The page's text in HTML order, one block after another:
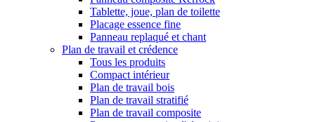
Tablette, joue, plan de toilette
Placage essence fine
Panneau replaqué et chant
Plan de travail et crédence
Tous les produits
Compact intérieur
Plan de travail bois
Plan de travail stratifié
Plan de travail composite